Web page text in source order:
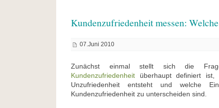
Kundenzufriedenheit messen:
07.Juni 2010
Zunächst einmal stellt sich die
Kundenzufriedenheit überhaupt definiert ist,
Unzufriedenheit entsteht und welche
Kundenzufriedenheit zu unterscheiden sind.